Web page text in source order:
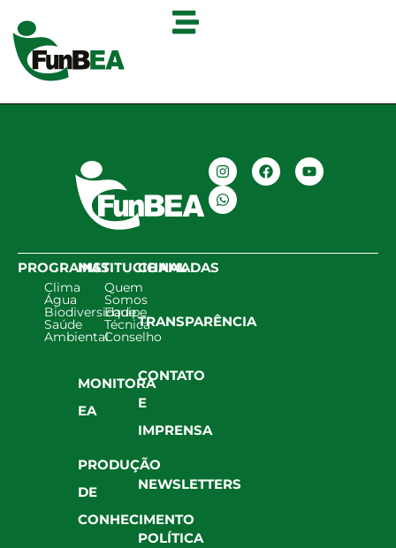
PROGRAMAS
Clima
Água
Biodiversidade
Saúde
Ambiental
INSTITUCIONAL
Quem
Somos
Equipe
Técnica
Conselho
MONITORA
EA
PRODUÇÃO
DE
CONHECIMENTO
CHAMADAS
TRANSPARÊNCIA
CONTATO
E
IMPRENSA
NEWSLETTERS
POLÍTICA